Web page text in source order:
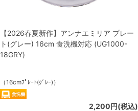
【2026春夏新作】アンナエミリア プレー
ト(グレー) 16cm 食洗機対応 (UG1000-
18GRY)
（16cmﾌﾟﾚｰﾄ(ｸﾞﾚｰ)）
2,200円(税込)